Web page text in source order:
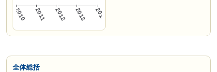
全体総括